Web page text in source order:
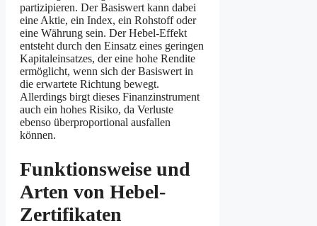
partizipieren. Der Basiswert kann dabei
eine Aktie, ein Index, ein Rohstoff oder
eine Währung sein. Der Hebel-Effekt
entsteht durch den Einsatz eines geringen
Kapitaleinsatzes, der eine hohe Rendite
ermöglicht, wenn sich der Basiswert in
die erwartete Richtung bewegt.
Allerdings birgt dieses Finanzinstrument
auch ein hohes Risiko, da Verluste
ebenso überproportional ausfallen
können.
Funktionsweise und
Arten von Hebel-
Zertifikaten